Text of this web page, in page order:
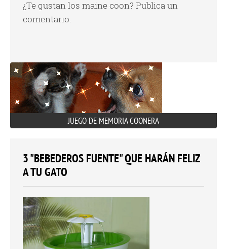
¿Te gustan los maine coon? Publica un
comentario:
JUEGO DE MEMORIA COONERA
3 "BEBEDEROS FUENTE" QUE HARÁN FELIZ
A TU GATO